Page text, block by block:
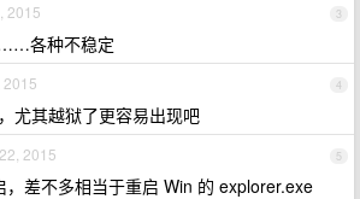
3
2015
各种不稳定
4
2015
尤其越狱了更容易出现吧
5
2015
差不多相当于重启 Win 的 explorer.exe